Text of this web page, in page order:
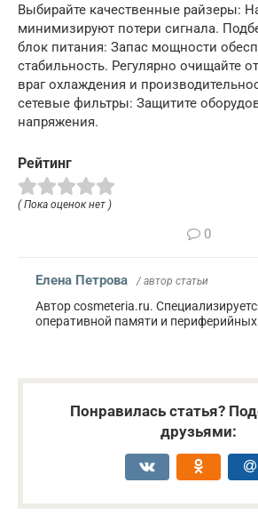
Выбирайте качественные райзеры:
минимизируют потери сигнала.
блок питания: Запас мощности
стабильность. Регулярно очищайте
враг охлаждения и
сетевые фильтры: Защитите
напряжения.
Рейтинг
( Пока оценок нет )
0
Елена Петрова / автор статьи
Автор cosmeteria.ru.
оперативной памяти и периферийных
Понравилась статья?
друзьями: